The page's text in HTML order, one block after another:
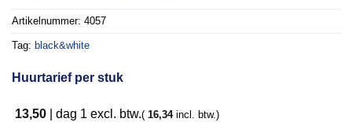
verlanglijst
Artikelnummer: 4057
Tag: black&white
Huurtarief per stuk
13,50 dag 1 excl. btw.( 16,34incl. btw.)